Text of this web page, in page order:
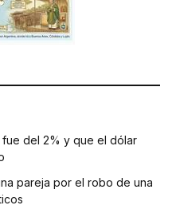
fue del 2% y que el dólar
pareja por el robo de una